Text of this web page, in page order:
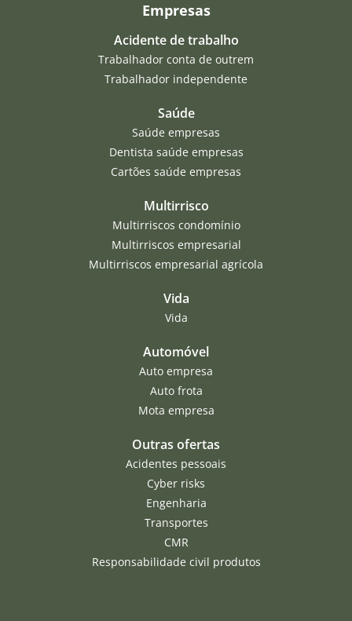
Empresas
Acidente de trabalho
Trabalhador conta de outrem
Trabalhador independente
Saúde
Saúde empresas
Dentista saúde empresas
Cartões saúde empresas
Multirrisco
Multirriscos condomínio
Multirriscos empresarial
Multirriscos empresarial agrícola
Vida
Vida
Automóvel
Auto empresa
Auto frota
Mota empresa
Outras ofertas
Acidentes pessoais
Cyber risks
Engenharia
Transportes
CMR
Responsabilidade civil produtos